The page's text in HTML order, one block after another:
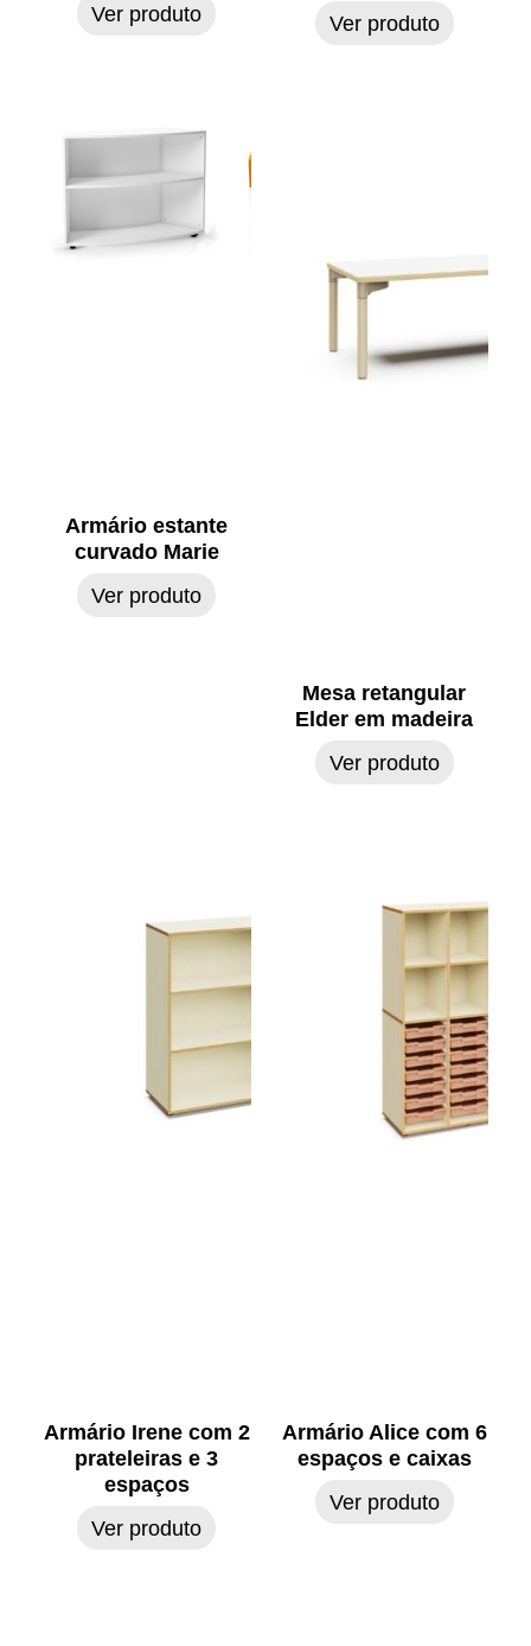
Ver produto
Ver produto
Armário estante
curvado Marie
Ver produto
Mesa retangular
Elder em madeira
Ver produto
Armário Irene com 2
prateleiras e 3
espaços
Ver produto
Armário Alice com 6
espaços e caixas
Ver produto